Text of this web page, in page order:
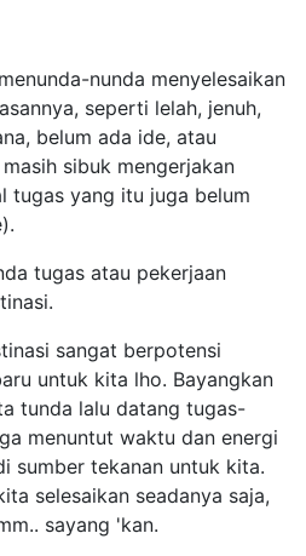
nunda menyelesaikan
seperti lelah, jenuh,
belum ada ide, atau
sibuk mengerjakan
tugas yang itu juga belum
tugas atau pekerjaan
sangat berpotensi
untuk kita lho. Bayangkan
tunda lalu datang tugas-
menuntut waktu dan energi
sumber tekanan untuk kita.
selesaikan seadanya saja,
sayang 'kan.